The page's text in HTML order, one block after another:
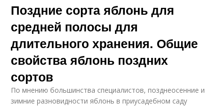
Поздние сорта яблонь для
средней полосы для
длительного хранения. Общие
свойства яблонь поздних
сортов
По мнению большинства специалистов, позднеосенние и
зимние разновидности яблонь в приусадебном саду